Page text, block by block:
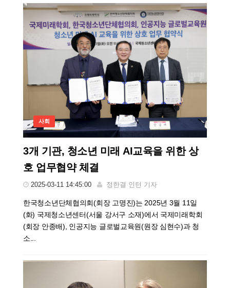
사회
3개 기관, 청소년 미래 AI교육을 위한 상
호 업무협약 체결
2025-03-11 14:45:00 정한결 인턴 기자
한국청소년단체협의회(회장 고명진)는 2025년 3월 11일
(화) 국제청소년센터(서울 강서구 소재)에서 국제미래학회
(회장 안종배), 인공지능 글로벌교육원(원장 심현수)과 청
소...